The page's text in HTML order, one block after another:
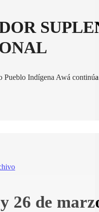
Pueblo Indígena Awá
26 de